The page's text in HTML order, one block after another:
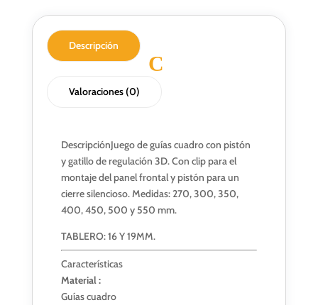
Descripción
Valoraciones (0)
DescripciónJuego de guías cuadro con pistón
y gatillo de regulación 3D. Con clip para el
montaje del panel frontal y pistón para un
cierre silencioso. Medidas: 270, 300, 350,
400, 450, 500 y 550 mm.
TABLERO: 16 Y 19MM.
Características
Material :
Guías cuadro